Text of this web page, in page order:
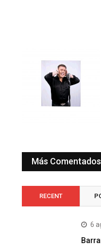
Más Comentados
RECENT
6